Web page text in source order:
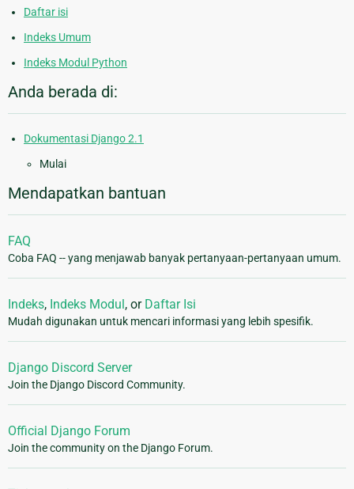
Daftar isi
Indeks Umum
Indeks Modul Python
Anda berada di:
Dokumentasi Django 2.1
Mulai
Mendapatkan bantuan
FAQ
Coba FAQ -- yang menjawab banyak pertanyaan-pertanyaan umum.
Indeks, Indeks Modul, or Daftar Isi
Mudah digunakan untuk mencari informasi yang lebih spesifik.
Django Discord Server
Join the Django Discord Community.
Official Django Forum
Join the community on the Django Forum.